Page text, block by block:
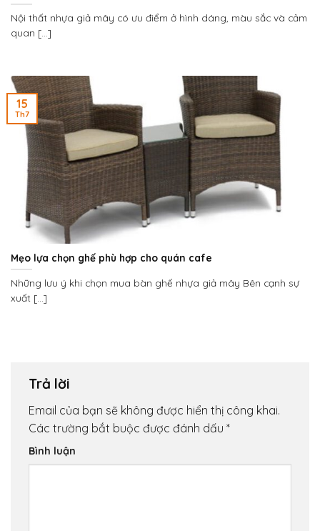
Nội thất nhựa giả mây có ưu điểm ở hình dáng, màu sắc và cảm
quan [...]
Mẹo lựa chọn ghế phù hợp cho quán cafe
Những lưu ý khi chọn mua bàn ghế nhựa giả mây Bên cạnh sự
xuất [...]
15
Th7
Trả lời
Email của bạn sẽ không được hiển thị công khai.
Các trường bắt buộc được đánh dấu *
Bình luận